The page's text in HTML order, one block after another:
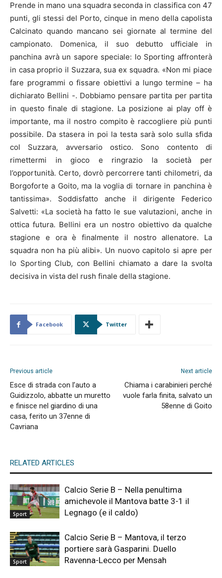
Prende in mano una squadra seconda in classifica con 47
punti, gli stessi del Porto, cinque in meno della capolista
Calcinato quando mancano sei giornate al termine del
campionato. Domenica, il suo debutto ufficiale in
panchina avrà un sapore speciale: lo Sporting affronterà
in casa proprio il Suzzara, sua ex squadra. «Non mi piace
fare programmi o fissare obiettivi a lungo termine – ha
dichiarato Bellini -. Dobbiamo pensare partita per partita
in questo finale di stagione. La posizione ai play off è
importante, ma il nostro compito è raccogliere più punti
possibile. Da stasera in poi la testa sarà solo sulla sfida
col Suzzara, avversario ostico. Sono contento di
rimettermi in gioco e ringrazio la società per
l’opportunità. Certo, dovrò percorrere tanti chilometri, da
Borgoforte a Goito, ma la voglia di tornare in panchina è
tantissima». Soddisfatto anche il dirigente Federico
Salvetti: «La società ha fatto le sue valutazioni, anche in
ottica futura. Bellini era un nostro obiettivo da qualche
stagione e ora è finalmente il nostro allenatore. La
squadra non ha più alibi». Un nuovo capitolo si apre per
lo Sporting Club, con Bellini chiamato a dare la svolta
decisiva in vista del rush finale della stagione.
Facebook Twitter
Previous article
Esce di strada con l’auto a
Guidizzolo, abbatte un muretto
e finisce nel giardino di una
casa, ferito un 37enne di
Cavriana
Next article
Chiama i carabinieri perché
vuole farla finita, salvato un
58enne di Goito
RELATED ARTICLES
Sport
Calcio Serie B – Nella penultima
amichevole il Mantova batte 3-1 il
Legnago (e il caldo)
Sport
Calcio Serie B – Mantova, il terzo
portiere sarà Gasparini. Duello
Ravenna-Lecco per Mensah